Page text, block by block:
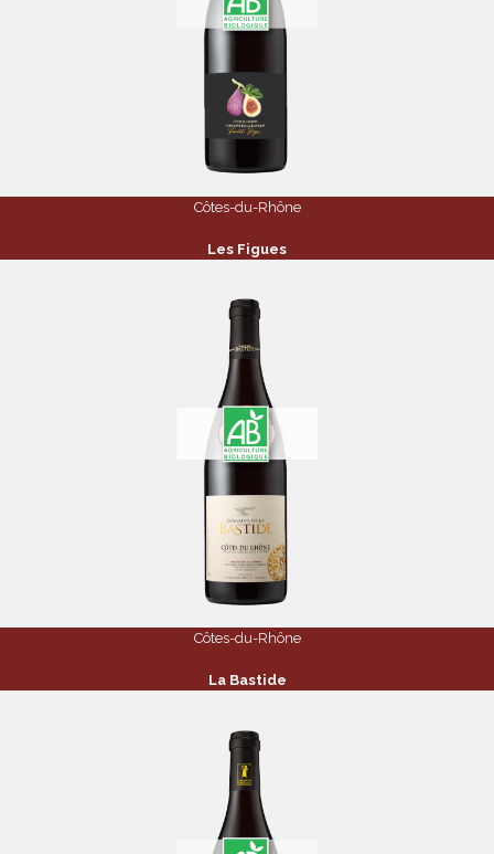
Côtes-du-Rhône
Les Figues
Côtes-du-Rhône
La Bastide